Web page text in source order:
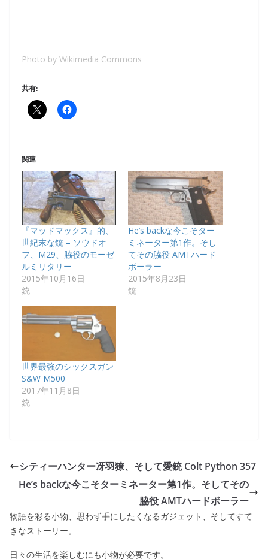
Photo by Wikimedia Commons
共有:
関連
『マッドマックス』的、
世紀末な銃 – ソウドオ
フ、M29、脇役のモーゼ
ルミリタリー
2015年10月16日
銃
He’s backな今こそター
ミネーター第1作。そし
てその脇役 AMTハード
ボーラー
2015年8月23日
銃
世界最強のシックスガン
S&W M500
2017年11月8日
銃
シティーハンター冴羽獠、そして愛銃 Colt Python 357
He’s backな今こそターミネーター第1作。そしてその
脇役 AMTハードボーラー
物語を彩る小物、思わず手にしたくなるガジェット、そしてすて
きなストーリー。
日々の生活を楽しむにも小物が必要です。